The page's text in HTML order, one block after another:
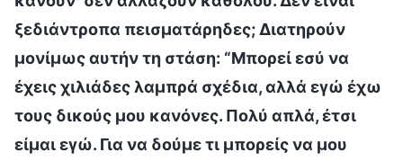
ξεδιάντροπα πεισματάρηδες; Διατηρούν
μονίμως αυτήν τη στάση: “Μπορεί εσύ να
έχεις χιλιάδες λαμπρά σχέδια, αλλά εγώ έχω
τους δικούς μου κανόνες. Πολύ απλά, έτσι
είμαι εγώ. Για να δούμε τι μπορείς να μου